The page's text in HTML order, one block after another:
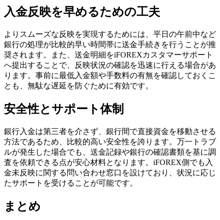
入金反映を早めるための工夫
よりスムーズな反映を実現するためには、平日の午前中など
銀行の処理が比較的早い時間帯に送金手続きを行うことが推
奨されます。また、送金明細をiFOREXカスタマーサポート
へ提出することで、反映状況の確認を迅速に行える場合があ
ります。事前に最低入金額や手数料の有無を確認しておくこ
とも、無駄な遅延を防ぐために有効です。
安全性とサポート体制
銀行入金は第三者を介さず、銀行間で直接資金を移動させる
方法であるため、比較的高い安全性を誇ります。万一トラブ
ルが発生した場合でも、送金記録や銀行の確認書類を基に調
査を依頼できる点が安心材料となります。iFOREX側でも入
金未反映に関する問い合わせ窓口を設けており、状況に応じ
たサポートを受けることが可能です。
まとめ